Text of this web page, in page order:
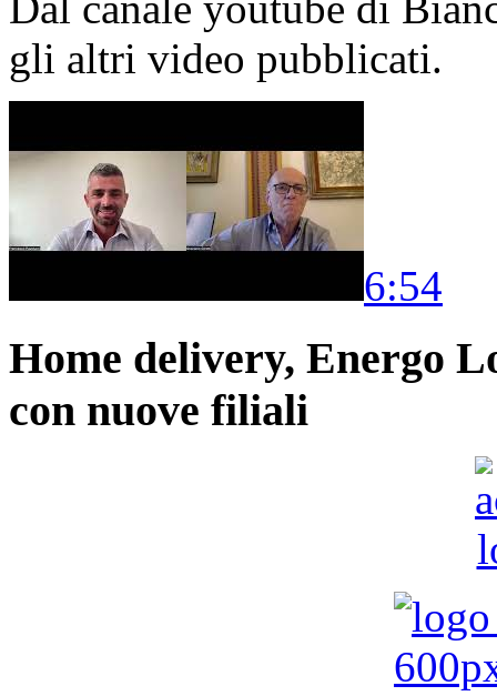
gli altri video pubblicati.
6:54
Home delivery, Energo
con nuove filiali